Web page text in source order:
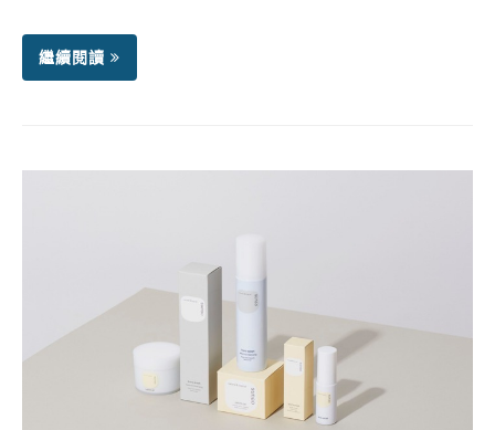
繼續閱讀